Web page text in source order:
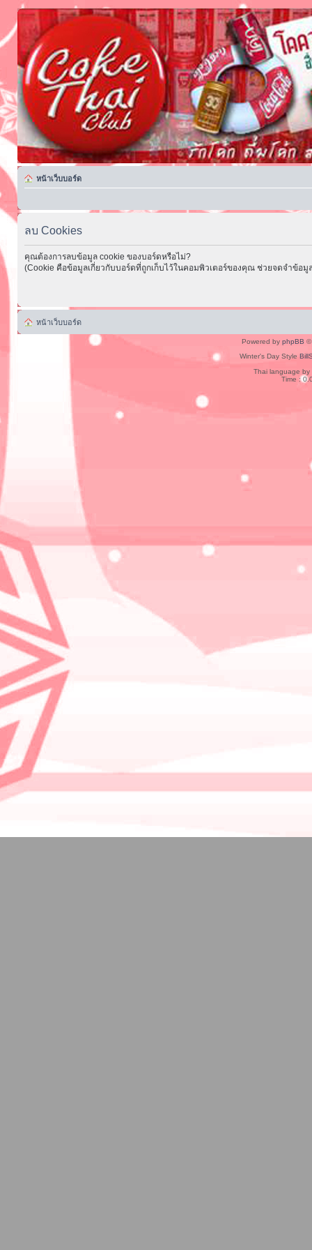
หน้าเว็บบอร์ด
ลบ Cookies
คุณต้องการลบข้อมูล cookie ของบอร์ดหรือไม่?
(Cookie คือข้อมูลเกี่ยวกับบอร์ดที่ถูกเก็บไว้ในคอมพิวเตอร์ของคุณ ช่วยจดจำข้อมู
หน้าเว็บบอร์ด
Powered by phpBB ©
Winter's Day Style
Thai language by
Time :